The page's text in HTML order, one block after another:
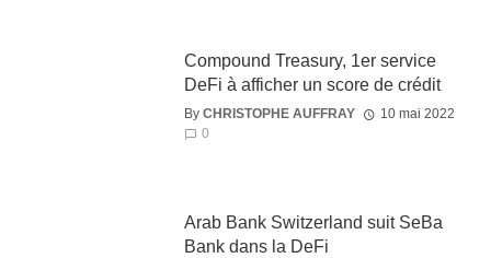
Compound Treasury, 1er service
DeFi à afficher un score de crédit
By CHRISTOPHE AUFFRAY
10 mai 2022
0
Arab Bank Switzerland suit SeBa
Bank dans la DeFi